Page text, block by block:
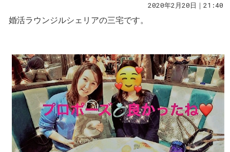
2020年2月20日｜21:40
婚活ラウンジルシェリアの三宅です。